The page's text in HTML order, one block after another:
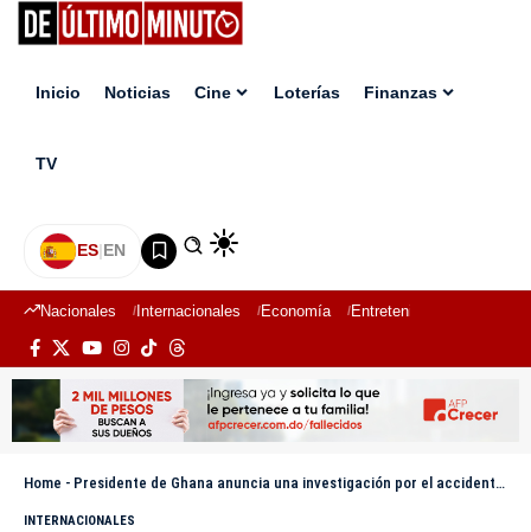
Inicio Noticias Cine Loterías Finanzas
TV
ES|EN
Nacionales Internacionales Economía Entretenimiento
Home - Presidente de Ghana anuncia una investigación por el accidente aéreo que dejó ocho muertos
INTERNACIONALES